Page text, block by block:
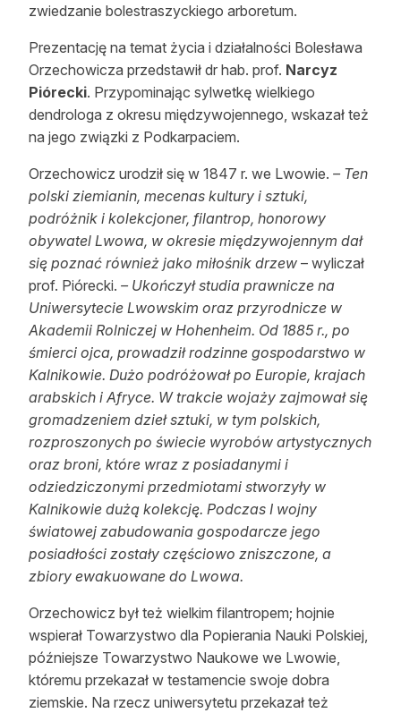
Archiwum
Kontakt
zwiedzanie bolestraszyckiego arboretum.
Prezentację na temat życia i działalności Bolesława
Orzechowicza przedstawił dr hab. prof. Narcyz
Piórecki. Przypominając sylwetkę wielkiego
dendrologa z okresu międzywojennego, wskazał też
na jego związki z Podkarpaciem.
Orzechowicz urodził się w 1847 r. we Lwowie. – Ten
polski ziemianin, mecenas kultury i sztuki,
podróżnik i kolekcjoner, filantrop, honorowy
obywatel Lwowa, w okresie międzywojennym dał
się poznać również jako miłośnik drzew – wyliczał
prof. Piórecki. – Ukończył studia prawnicze na
Uniwersytecie Lwowskim oraz przyrodnicze w
Akademii Rolniczej w Hohenheim. Od 1885 r., po
śmierci ojca, prowadził rodzinne gospodarstwo w
Kalnikowie. Dużo podróżował po Europie, krajach
arabskich i Afryce. W trakcie wojaży zajmował się
gromadzeniem dzieł sztuki, w tym polskich,
rozproszonych po świecie wyrobów artystycznych
oraz broni, które wraz z posiadanymi i
odziedziczonymi przedmiotami stworzyły w
Kalnikowie dużą kolekcję. Podczas I wojny
światowej zabudowania gospodarcze jego
posiadłości zostały częściowo zniszczone, a
zbiory ewakuowane do Lwowa.
Orzechowicz był też wielkim filantropem; hojnie
wspierał Towarzystwo dla Popierania Nauki Polskiej,
późniejsze Towarzystwo Naukowe we Lwowie,
któremu przekazał w testamencie swoje dobra
ziemskie. Na rzecz uniwersytetu przekazał też